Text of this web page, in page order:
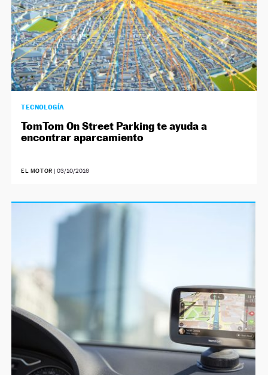
TECNOLOGÍA
TomTom On Street Parking te ayuda a
encontrar aparcamiento
EL MOTOR | 03/10/2016